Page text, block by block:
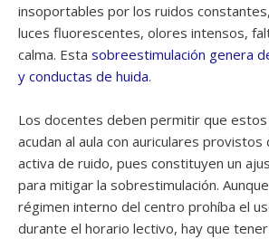
insoportables por los ruidos
luces fluorescentes, olores intensos,
calma. Esta sobreestimulación genera
y conductas de huida.
Los docentes deben permitir que
acudan al aula con auriculares provistos
activa de ruido, pues constituyen un
para mitigar la sobrestimulación.
régimen interno del centro prohíba el
durante el horario lectivo, hay que